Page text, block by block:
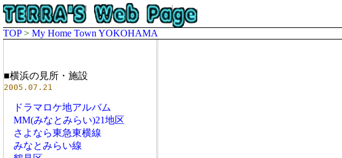
TOP> My Home Town YOKOHAMA
■横浜の見所・施設
2005.07.21
ドラマロケ地アルバム
MM(みなとみらい)21地区
さよなら東急東横線
みなとみらい線